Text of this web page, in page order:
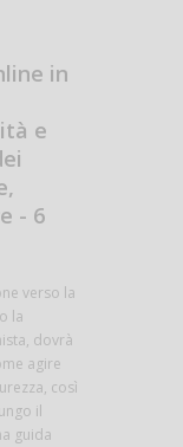
in
e
- 6
verso la
la
dovrà
agire
così
il
guida